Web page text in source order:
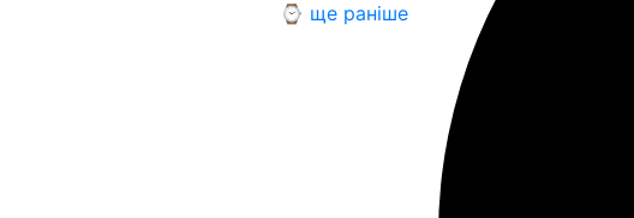
⌚ ще раніше